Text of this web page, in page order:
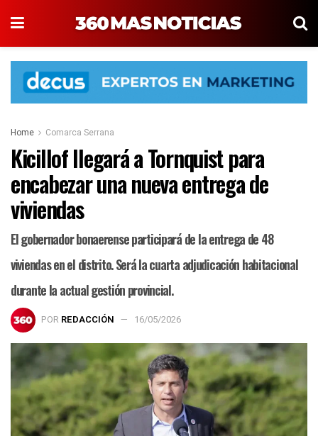
Home Comarca Serrana
Kicillof llegará a Tornquist para
encabezar una nueva entrega de
viviendas
El gobernador bonaerense participará de la entrega de 48
viviendas en el distrito. Será la cuarta adjudicación habitacional
durante la actual gestión provincial.
POR REDACCIÓN 16/05/2026